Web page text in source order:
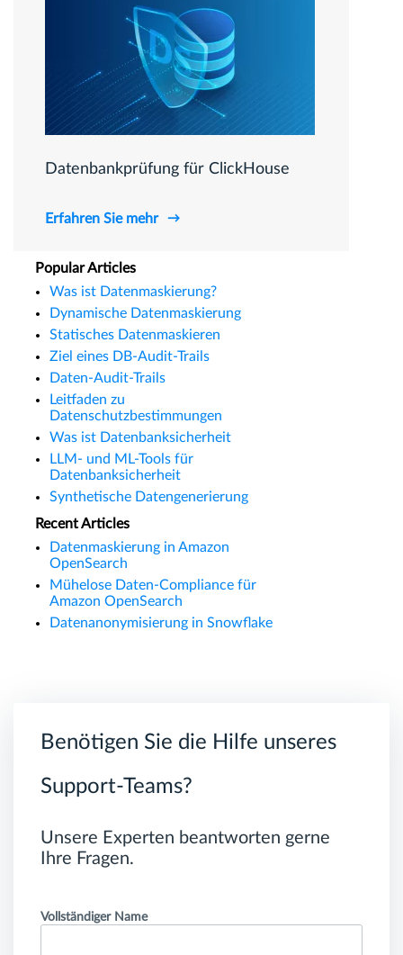
Datenbankprüfung für ClickHouse
Erfahren Sie mehr
Popular Articles
Was ist Datenmaskierung?
Dynamische Datenmaskierung
Statisches Datenmaskieren
Ziel eines DB-Audit-Trails
Daten-Audit-Trails
Leitfaden zu
Datenschutzbestimmungen
Was ist Datenbanksicherheit
LLM- und ML-Tools für
Datenbanksicherheit
Synthetische Datengenerierung
Recent Articles
Datenmaskierung in Amazon
OpenSearch
Mühelose Daten-Compliance für
Amazon OpenSearch
Datenanonymisierung in Snowflake
Benötigen Sie die Hilfe unseres
Support-Teams?
Unsere Experten beantworten gerne
Ihre Fragen.
Vollständiger Name